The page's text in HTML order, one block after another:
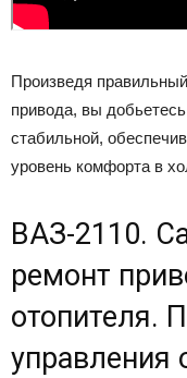
Произведя
привода, вы добьетесь
стабильной,
уровень комфорта в
ВАЗ-2110.
ремонт
отопителя.
управления